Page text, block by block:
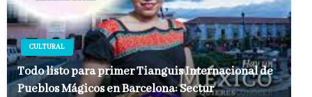
CULTURAL
Todo listo para primer Tianguis Internacional de
Pueblos Mágicos en Barcelona: Sectur